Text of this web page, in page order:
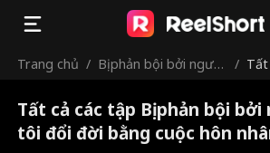
Trang chủ / Bị phản bội bởi người
cuộc hôn nhân mới
/ Tất
Tất cả các tập Bị phản bội
tôi đổi đời bằng cuộc hôn